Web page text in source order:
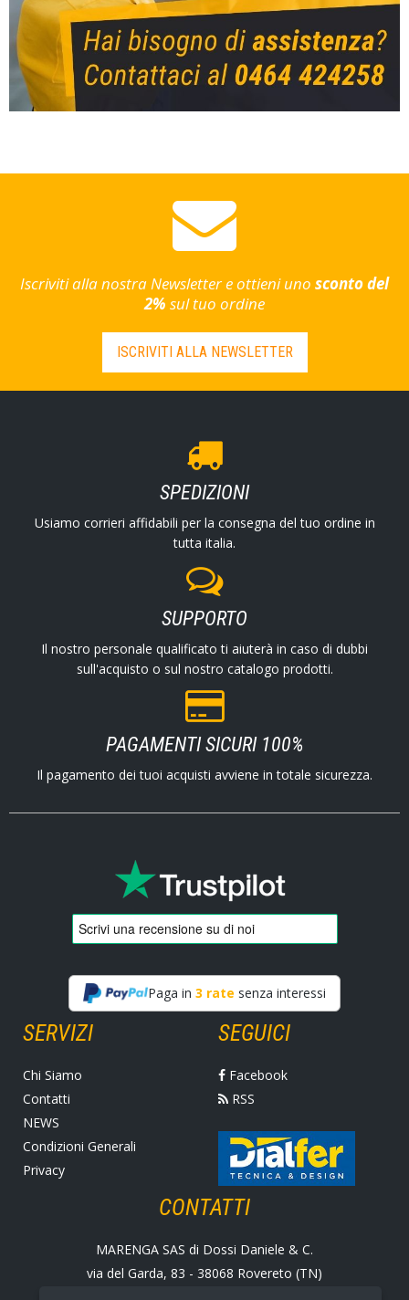
Iscriviti alla nostra Newsletter e ottieni uno sconto del
2% sul tuo ordine
ISCRIVITI ALLA NEWSLETTER
SPEDIZIONI
Usiamo corrieri affidabili per la consegna del tuo ordine in
tutta italia.
SUPPORTO
Il nostro personale qualificato ti aiuterà in caso di dubbi
sull'acquisto o sul nostro catalogo prodotti.
PAGAMENTI SICURI 100%
Il pagamento dei tuoi acquisti avviene in totale sicurezza.
Paga in 3 rate senza interessi
SERVIZI
Chi Siamo
Contatti
NEWS
Condizioni Generali
Privacy
SEGUICI
Facebook
RSS
CONTATTI
MARENGA SAS di Dossi Daniele & C.
via del Garda, 83 - 38068 Rovereto (TN)